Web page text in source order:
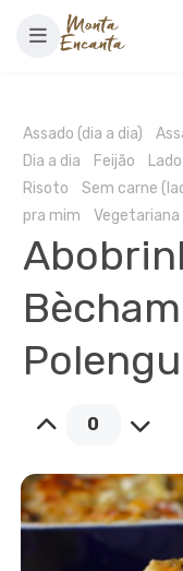
Assado (dia a dia)
Dia a dia
Feijão
Risoto
Sem carne
pra mim
Vegetariana
0